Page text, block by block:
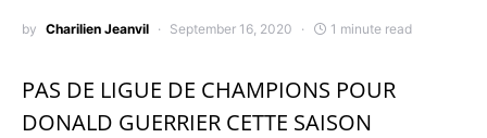
by Charilien Jeanvil September 16, 2020 1 minute read
PAS DE LIGUE DE CHAMPIONS POUR
DONALD GUERRIER CETTE SAISON